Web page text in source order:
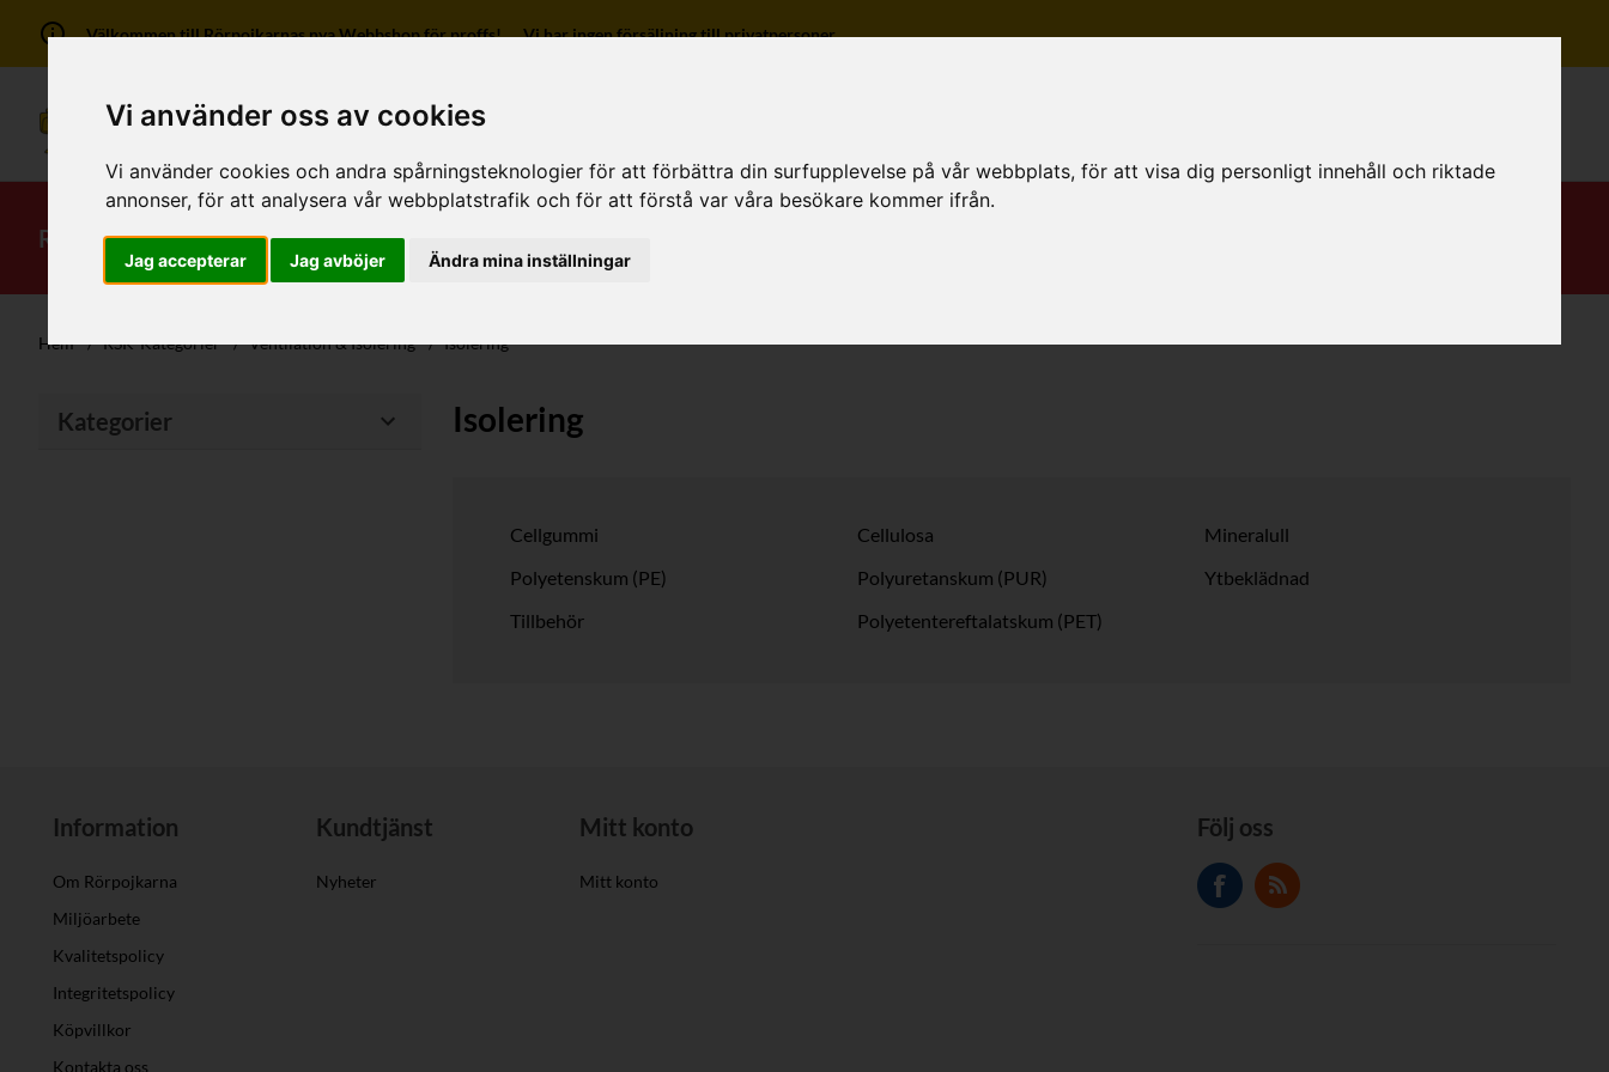
Vi använder oss av cookies
Vi använder cookies och andra spårningsteknologier för att förbättra din surfupplevelse på vår webbplats, för att visa dig personligt innehåll och riktade
annonser, för att analysera vår webbplatstrafik och för att förstå var våra besökare kommer ifrån.
Jag accepterar Jag avböjer Ändra mina inställningar
Välkommen till Rörpojkarnas nya Webbshop för proffs! Vi har ingen försäljning till privatpersoner.
RSK-Kategorier Produkter
Hem / RSK-Kategorier / Ventilation & Isolering / Isolering
Kategorier Isolering
Cellgummi Cellulosa
Mineralull
Polyetenskum (PE)
Polyuretanskum (PUR)
Ytbeklädnad
Tillbehör
Polyetentereftalatskum (PET)
Information
Om Rörpojkarna
Miljöarbete
Kvalitetspolicy
Integritetspolicy
Köpvillkor
Kontakta oss
Kundtjänst
Nyheter
Mitt konto
Mitt konto
Följ oss